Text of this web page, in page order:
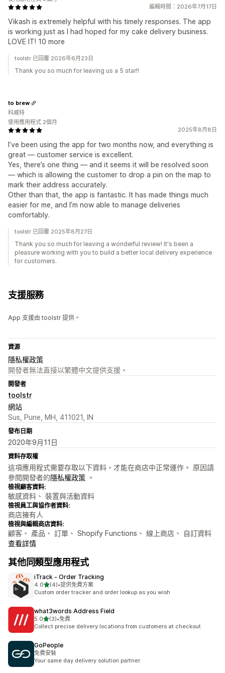
編輯時間：2026年7月17日
Vikash is extremely helpful with his timely responses. The app
is working just as I had hoped for my cake delivery business.
LOVE IT! 10 more
toolstr 已回覆 2026年6月23日
Thank you so much for leaving us a 5 star!!
2025年8月8日
I’ve been using the app for two months now, and everything is
great — customer service is excellent.
Yes, there’s one thing — and it seems it will be resolved soon
— which is allowing the customer to drop a pin on the map to
mark their address accurately.
Other than that, the app is fantastic. It has made things much
easier for me, and I’m now able to manage deliveries
comfortably.
to brew
科威特
使用應用程式 2個月
toolstr 已回覆 2025年8月27日
Thank you so much for leaving a wonderful review! It's been a
pleasure working with you to build a better local delivery experience
for customers.
支援服務
App 支援由 toolstr 提供。
資源
隱私權政策
開發者無法直接以繁體中文提供支援。
開發者
toolstr
網站
Sus, Pune, MH, 411021, IN
發布日期
2020年9月11日
資料存取權
這項應用程式需要存取以下資料，才能在商店中正常運作。 原因請
參閱開發者的隱私權政策 。
檢視顧客資料:
敏感資料、 裝置與活動資料
檢視員工與協作者資料:
商店擁有人
檢視與編輯商店資料:
顧客、 產品、 訂單、 Shopify Functions、 線上商店、 自訂資料
查看詳情
其他同類型應用程式
iTrack ‑ Order Tracking
4.0滿分 5 顆星
(4)
共有 4 則評價
•提供免費方案
Custom order tracker and order lookup as you wish
what3words Address Field
5.0滿分 5 顆星
(3)
共有 3 則評價
•免費
Collect precise delivery locations from customers at checkout
GoPeople
免費安裝
Your same day delivery solution partner.